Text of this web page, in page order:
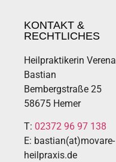
KONTAKT &
RECHTLICHES
Heilpraktikerin Verena
Bastian
Bembergstraße 25
58675 Hemer
T: 02372 96 97 138
E: bastian(at)movare-
heilpraxis.de